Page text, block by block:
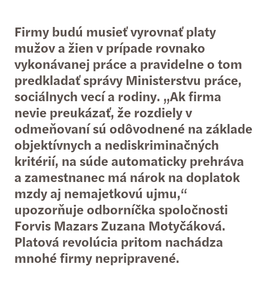
Firmy budú musieť vyrovnať platy
mužov a žien v prípade rovnako
vykonávanej práce a pravidelne o tom
predkladať správy Ministerstvu práce,
sociálnych vecí a rodiny. „Ak firma
nevie preukázať, že rozdiely v
odmeňovaní sú odôvodnené na základe
objektívnych a nediskriminačných
kritérií, na súde automaticky prehráva
a zamestnanec má nárok na doplatok
mzdy aj nemajetkovú ujmu,“
upozorňuje odborníčka spoločnosti
Forvis Mazars Zuzana Motyčáková.
Platová revolúcia pritom nachádza
mnohé firmy nepripravené.